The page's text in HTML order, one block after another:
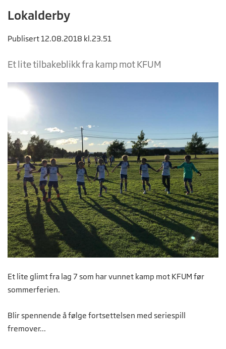
Lokalderby
Publisert 12.08.2018 kl.23.51
Et lite tilbakeblikk fra kamp mot KFUM
Et lite glimt fra lag 7 som har vunnet kamp mot KFUM før
sommerferien.
Blir spennende å følge fortsettelsen med seriespill
fremover...